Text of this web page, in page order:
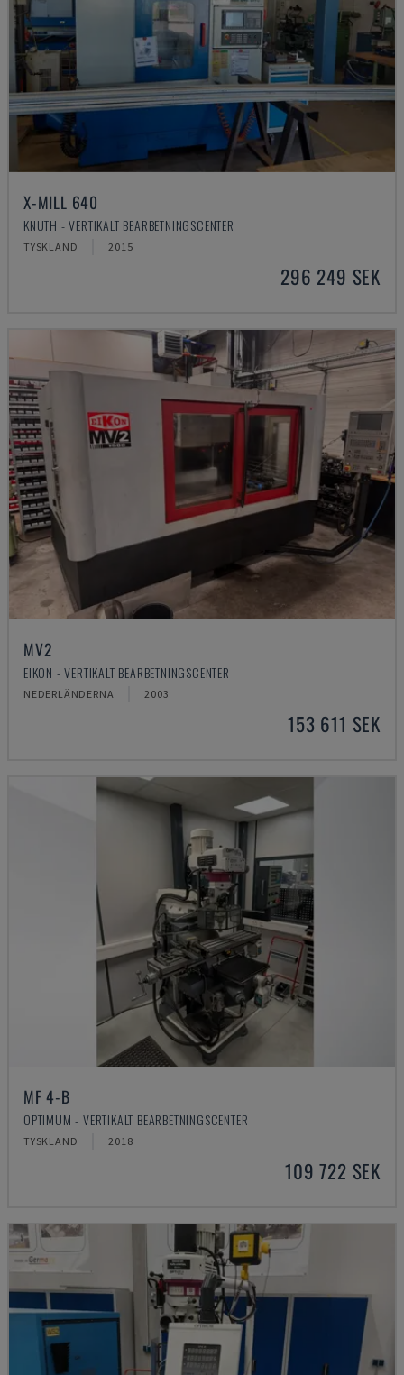
X-MILL 640
KNUTH - VERTIKALT BEARBETNINGSCENTER
TYSKLAND 2015
296 249 SEK
MV2
EIKON - VERTIKALT BEARBETNINGSCENTER
NEDERLÄNDERNA 2003
153 611 SEK
MF 4-B
OPTIMUM - VERTIKALT BEARBETNINGSCENTER
TYSKLAND 2018
109 722 SEK